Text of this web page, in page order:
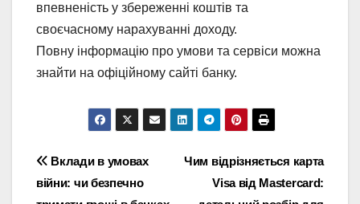
впевненість у збереженні коштів та
своєчасному нарахуванні доходу.
Повну інформацію про умови та сервіси можна
знайти на офіційному сайті банку.
Навігація
Чим відрізняється карта
Visa від Mastercard:
Вклади в умовах
війни: чи безпечно